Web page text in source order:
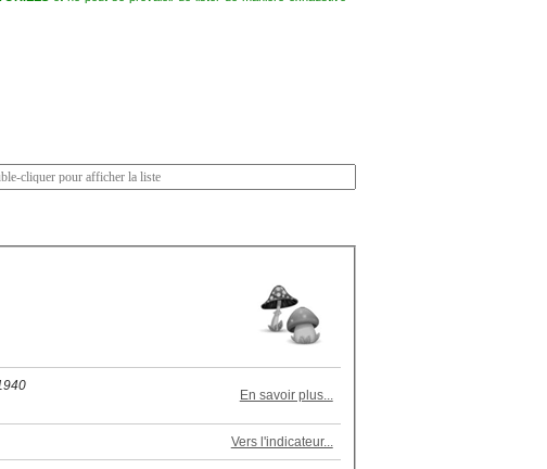
En savoir plus...
Vers l'indicateur...